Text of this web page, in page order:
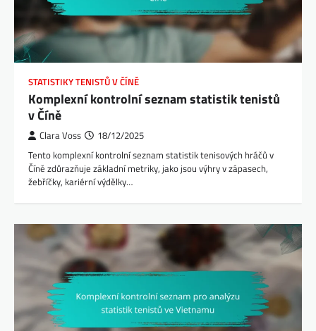
STATISTIKY TENISTŮ V ČÍNĚ
Komplexní kontrolní seznam statistik tenistů
v Číně
Clara Voss 18/12/2025
Tento komplexní kontrolní seznam statistik tenisových hráčů v
Číně zdůrazňuje základní metriky, jako jsou výhry v zápasech,
žebříčky, kariérní výdělky…